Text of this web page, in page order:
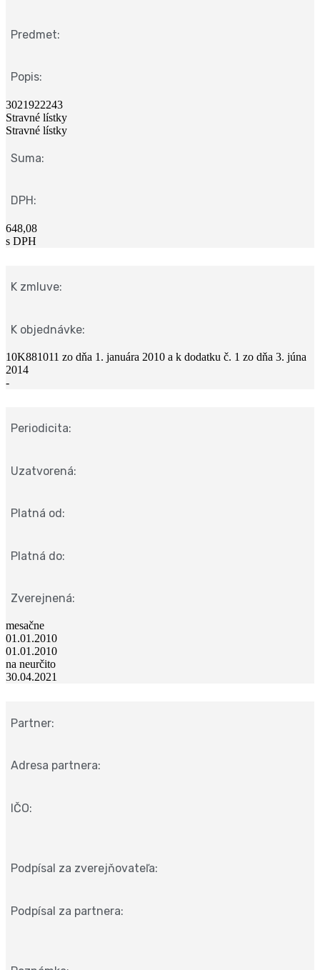
Predmet:
Popis:
3021922243
Stravné lístky
Stravné lístky
Suma:
DPH:
648,08
s DPH
K zmluve:
K objednávke:
10K881011 zo dňa 1. januára 2010 a k dodatku č. 1 zo dňa 3. júna
2014
-
Periodicita:
Uzatvorená:
Platná od:
Platná do:
Zverejnená:
mesačne
01.01.2010
01.01.2010
na neurčito
30.04.2021
Partner:
Adresa partnera:
IČO:
Podpísal za zverejňovateľa:
Podpísal za partnera: